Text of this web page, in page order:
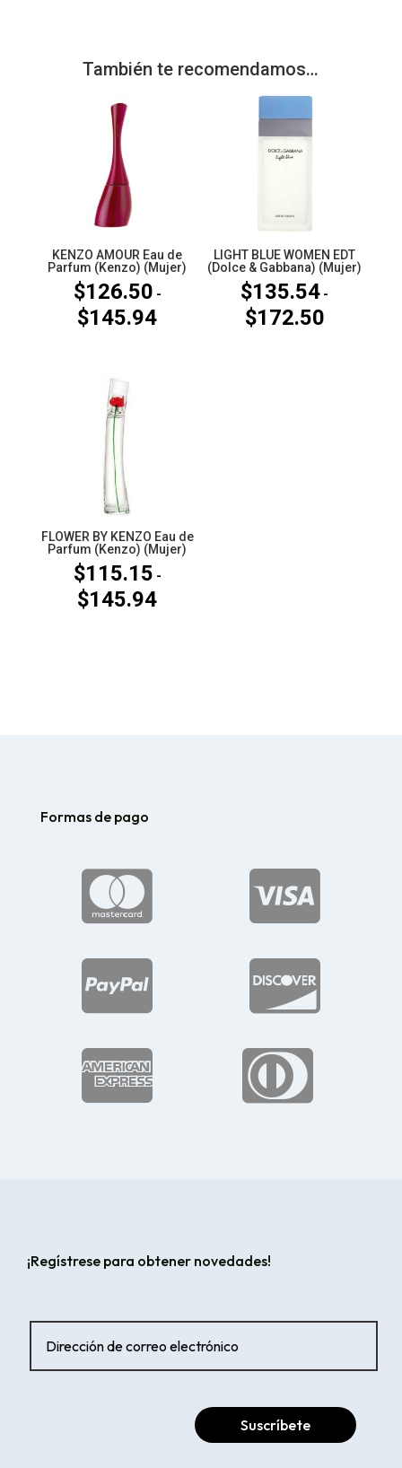
También te recomendamos…
KENZO AMOUR Eau de
Parfum (Kenzo) (Mujer)
$126.50 -
$145.94Rango
LIGHT BLUE WOMEN EDT
(Dolce & Gabbana) (Mujer)
$135.54 -
$172.50Rango
FLOWER BY KENZO Eau de
Parfum (Kenzo) (Mujer)
$115.15 -
$145.94Rango
Formas de pago






¡Regístrese para obtener novedades!
Suscríbete